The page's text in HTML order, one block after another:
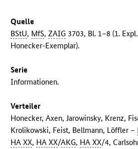
Quelle
BStU, MfS,ZAIG 3703, Bl. 1–8 (1.
Honecker-Exemplar).
Serie
Informationen.
Verteiler
Honecker, Axen, Jarowinsky, Krenz,
Krolikowski, Feist, Bellmann, Löffler –
HA XX, HA XX/AKG, HA XX/4,